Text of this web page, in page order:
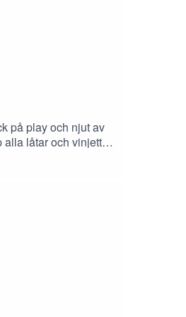
på play och njut av
alla låtar och vinjetter
frågelåda
in